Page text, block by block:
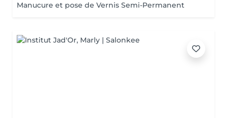
Manucure et pose de Vernis Semi-Permanent